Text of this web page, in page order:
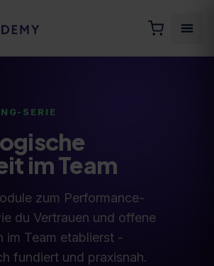
SERIE
im Team
zum Performance-
du Vertrauen und offene
im Team etablierst -
fundiert und praxisnah.